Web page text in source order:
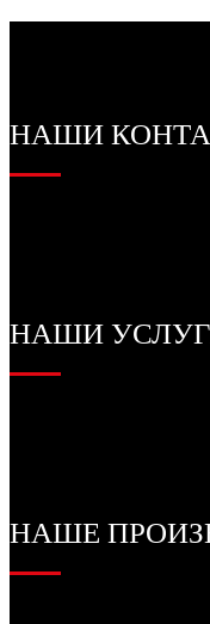
НАШИ
НАШИ
НАШЕ